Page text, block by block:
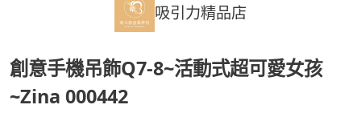
吸引力精品店
創意手機吊飾Q7-8~活動式超可愛女孩
~Zina 000442